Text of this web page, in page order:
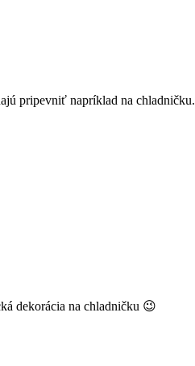
pripevniť napríklad na chladničku.
dekorácia na chladničku 😉